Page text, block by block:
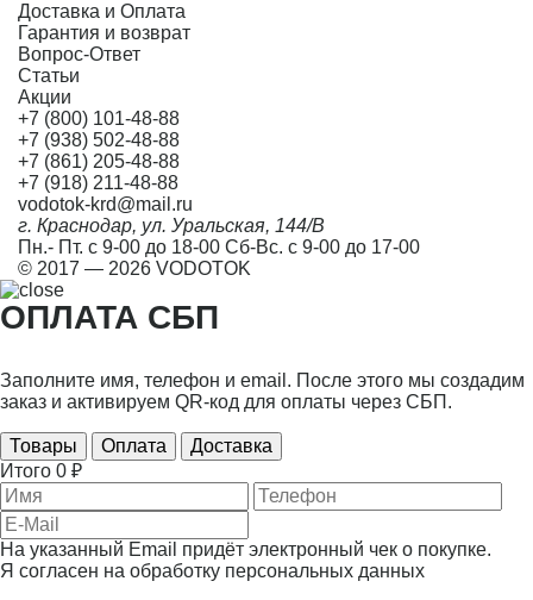
Доставка и Оплата
Гарантия и возврат
Вопрос-Ответ
Статьи
Акции
+7 (800) 101-48-88
+7 (938) 502-48-88
+7 (861) 205-48-88
+7 (918) 211-48-88
vodotok-krd@mail.ru
г. Краснодар, ул. Уральская, 144/В
Пн.- Пт. с 9-00 до 18-00 Сб-Вс. с 9-00 до 17-00
© 2017 — 2026 VODOTOK
ОПЛАТА СБП
Заполните имя, телефон и email. После этого мы создадим
заказ и активируем QR-код для оплаты через СБП.
Товары Оплата
Доставка
Итого 0 ₽
На указанный Email придёт электронный чек о покупке.
Я согласен на обработку персональных данных